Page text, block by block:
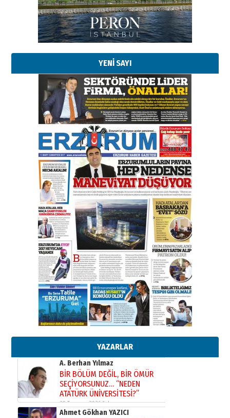
YENİ SAYI
YAZARLAR
Esat BİNDESEN
Başkan Sekmen’den Erzurum’a
bir vizyon proje daha!
02 Ağustos 2026 Pazar
Kadir SABUNCUOĞLU
Erzurumspor’un köşe taşları
29 Haziran 2026 Pazartesi
Kenan GÜLERCİ
Murat Şahsuvaroğlu ERKON’da
çıtayı yukarı taşırken,
yönetimdekiler aşağı
çekmemeli!
17 Şubat 2026 SalıOrhan BOZKURT
Bir fotoğraf, bir şehir, bir
gazeteci… Dizginler kimin
A. Berhan Yılmaz
BİR BÖLÜM DEĞİL, BİR ÖMÜR
SEÇİYORSUNUZ… “NEDEN
ATATÜRK ÜNİVERSİTESİ?”
28 Temmuz 2026 Salı
Ahmet Gökhan YAZICI